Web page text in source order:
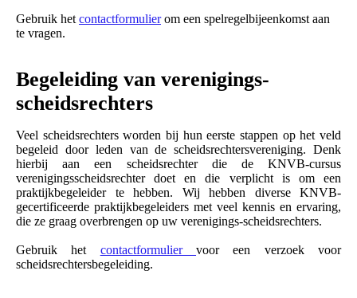
Gebruik het contactformulierom een spelregelbijeenkomst aan
te vragen.
Begeleiding van verenigings-
scheidsrechters
Veel scheidsrechters worden bij hun eerste stappen op het veld
begeleid door leden van de scheidsrechtersvereniging. Denk
hierbij aan een scheidsrechter die de KNVB-cursus
verenigingsscheidsrechter doet en die verplicht is om een
praktijkbegeleider te hebben. Wij hebben diverse KNVB-
gecertificeerde praktijkbegeleiders met veel kennis en ervaring,
die ze graag overbrengen op uw verenigings-scheidsrechters.
Gebruik het contactformuliervoor een verzoek voor
scheidsrechtersbegeleiding.